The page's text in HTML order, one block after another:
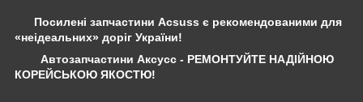
Посилені запчастини Acsuss є рекомендованими для
«неідеальних» доріг України!
Автозапчастини Аксусс - РЕМОНТУЙТЕ НАДІЙНОЮ
КОРЕЙСЬКОЮ ЯКОСТЮ!